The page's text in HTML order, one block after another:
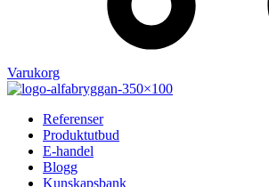
Varukorg
Referenser
Produktutbud
E-handel
Blogg
Kunskapsbank